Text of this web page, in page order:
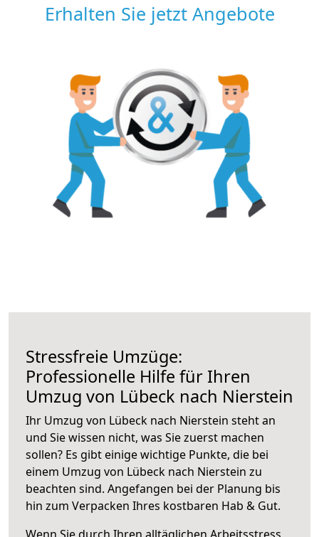
Erhalten Sie jetzt Angebote
Stressfreie Umzüge:
Professionelle Hilfe für Ihren
Umzug von Lübeck nach Nierstein
Ihr Umzug von Lübeck nach Nierstein steht an
und Sie wissen nicht, was Sie zuerst machen
sollen? Es gibt einige wichtige Punkte, die bei
einem Umzug von Lübeck nach Nierstein zu
beachten sind. Angefangen bei der Planung bis
hin zum Verpacken Ihres kostbaren Hab & Gut.